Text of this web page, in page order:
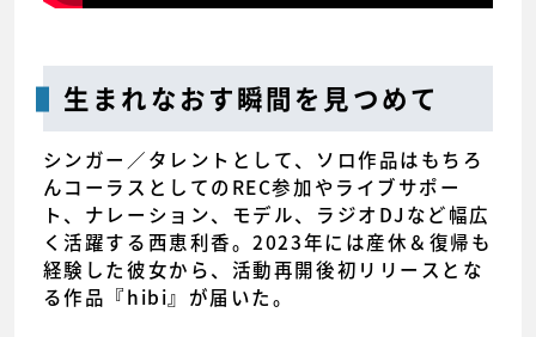
生まれなおす瞬間を見つめて
シンガー／タレントとして、ソロ作品はもちろ
んコーラスとしてのREC参加やライブサポー
ト、ナレーション、モデル、ラジオDJなど幅広
く活躍する西恵利香。2023年には産休＆復帰も
経験した彼女から、活動再開後初リリースとな
る作品『hibi』が届いた。